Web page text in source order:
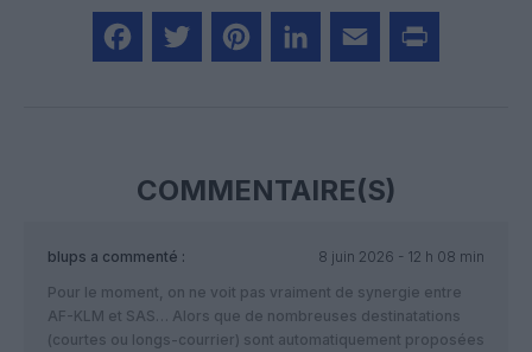
COMMENTAIRE(S)
blups a commenté :
8 juin 2026 - 12 h 08 min
Pour le moment, on ne voit pas vraiment de synergie entre
AF-KLM et SAS… Alors que de nombreuses destinatations
(courtes ou longs-courrier) sont automatiquement proposées